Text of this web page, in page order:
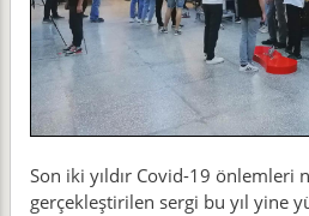
Son iki yıldır Covid-19 önlemleri
gerçekleştirilen sergi bu yıl yine